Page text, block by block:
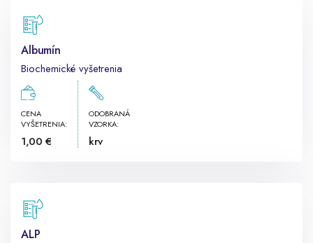
Albumín
Biochemické vyšetrenia
CENA
VYŠETRENIA:
1,00 €
ODOBRANÁ
VZORKA:
krv
ALP